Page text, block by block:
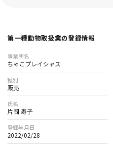
第一種動物取扱業の登録情報
事業所名
ちゃこプレイシャス
種別
販売
氏名
片岡 寿子
登録年月日
2022/02/28